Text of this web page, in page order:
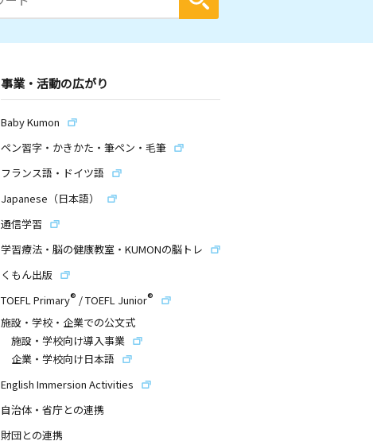
事業・活動の広がり
Baby Kumon
ペン習字・かきかた・筆ペン・毛筆
フランス語・ドイツ語
Japanese（日本語）
通信学習
学習療法・脳の健康教室・KUMONの脳トレ
くもん出版
TOEFL Primary® /TOEFL Junior®
施設・学校・企業での公文式
施設・学校向け導入事業
企業・学校向け日本語
English Immersion Activities
自治体・省庁との連携
財団との連携